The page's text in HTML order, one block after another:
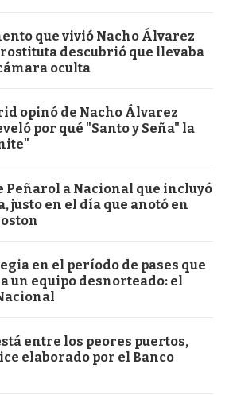
que vivió Nacho Álvarez
descubrió que llevaba
oculta
opinó de Nacho Álvarez
por qué "Santo y Seña" la
Peñarol a Nacional que incluyó
justo en el día que anotó en
en el período de pases que
un equipo desnorteado: el
entre los peores puertos,
elaborado por el Banco